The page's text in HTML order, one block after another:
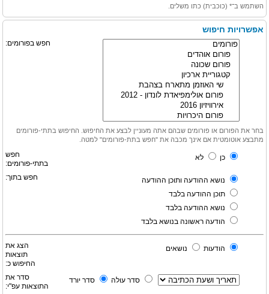
השתמש ב־* (כוכבית) כתו משלים.
אפשרויות חיפוש
חפש בפורומים:
בחר את הפורום או פורומים שבהם אתה מעוניין לבצע את החיפוש. החיפוש בתתי-פורומים
מתבצע אוטומטית אם אינך מכבה את "חפש בתת-פורומים" למטה.
חפש
בתתי-פורומים:
כן לא
חפש בתוך:
נושא ההודעה ותוכן ההודעה
תוכן ההודעה בלבד
נושא ההודעה בלבד
הודעה ראשונה בנושא בלבד
הצג את
תוצאות
החיפוש כ:
הודעות נושאים
סדר את
התוצאות עפ"י:
סדר עולה סדר יורד